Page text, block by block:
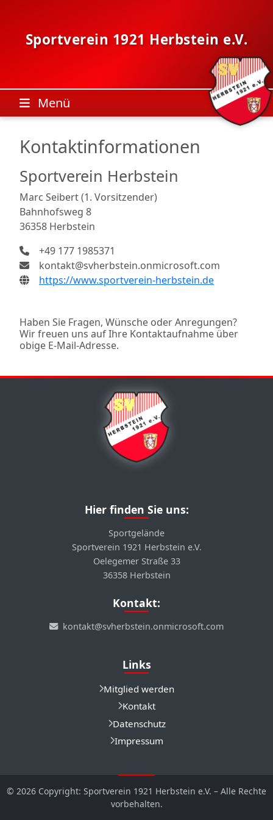
contentSportverein 1921 Herbstein e.V.
Menü
Kontaktinformationen
Sportverein Herbstein
Marc Seibert (1. Vorsitzender)
Bahnhofsweg 8
36358 Herbstein
+49 177 1985371
kontakt@svherbstein.onmicrosoft.com
https://www.sportverein-herbstein.de
Haben Sie Fragen, Wünsche oder Anregungen?
Wir freuen uns auf Ihre Kontaktaufnahme über
obige E-Mail-Adresse.
Hier finden Sie uns:
Sportgelände
Sportverein 1921 Herbstein e.V.
Oelegemer Straße 33
36358 Herbstein
Kontakt:
kontakt@svherbstein.onmicrosoft.com
Links
Mitglied werden
Kontakt
Datenschutz
Impressum
© 2026 Copyright: Sportverein 1921 Herbstein e.V. – Alle Rechte
vorbehalten.